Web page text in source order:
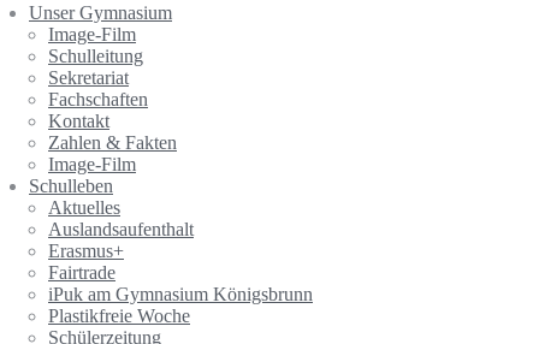
Unser Gymnasium
Image-Film
Schulleitung
Sekretariat
Fachschaften
Kontakt
Zahlen & Fakten
Image-Film
Schulleben
Aktuelles
Auslandsaufenthalt
Erasmus+
Fairtrade
iPuk am Gymnasium Königsbrunn
Plastikfreie Woche
Schülerzeitung